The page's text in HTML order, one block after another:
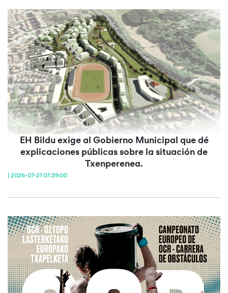
EH Bildu exige al Gobierno Municipal que dé
explicaciones públicas sobre la situación de
Txenperenea.
| 2026-07-21 07:39:00